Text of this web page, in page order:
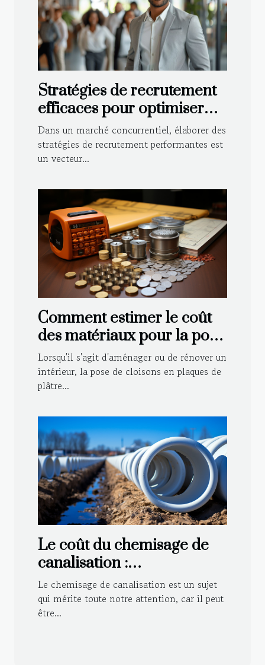
Stratégies de recrutement
efficaces pour optimiser
votre équipe de vente
Dans un marché concurrentiel, élaborer des
stratégies de recrutement performantes est
un vecteur...
Comment estimer le coût
des matériaux pour la pose
de cloisons en placo ?
Lorsqu'il s'agit d'aménager ou de rénover un
intérieur, la pose de cloisons en plaques de
plâtre...
Le coût du chemisage de
canalisation :
investissement ou dépense
?
Le chemisage de canalisation est un sujet
qui mérite toute notre attention, car il peut
être...